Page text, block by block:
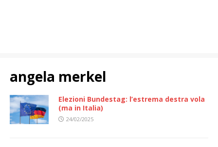
angela merkel
Elezioni Bundestag: l’estrema destra vola
(ma in Italia)
24/02/2025